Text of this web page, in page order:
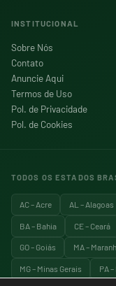
INSTITUCIONAL
Sobre Nós
Contato
Anuncie Aqui
Termos de Uso
Pol. de Privacidade
Pol. de Cookies
TODOS OS ESTADOS
AC – Acre AL – Alagoas
BA – Bahia CE – Ceará
GO – Goiás MA –
MG – Minas Gerais PA